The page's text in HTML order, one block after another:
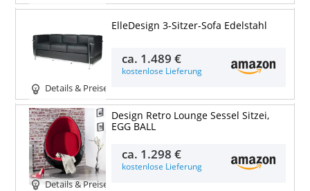
Details & Preise
ElleDesign 3-Sitzer-Sofa Edelstahl
ca. 1.489 €
kostenlose Lieferung
Details & Preise
Design Retro Lounge Sessel Sitzei,
EGG BALL
ca. 1.298 €
kostenlose Lieferung